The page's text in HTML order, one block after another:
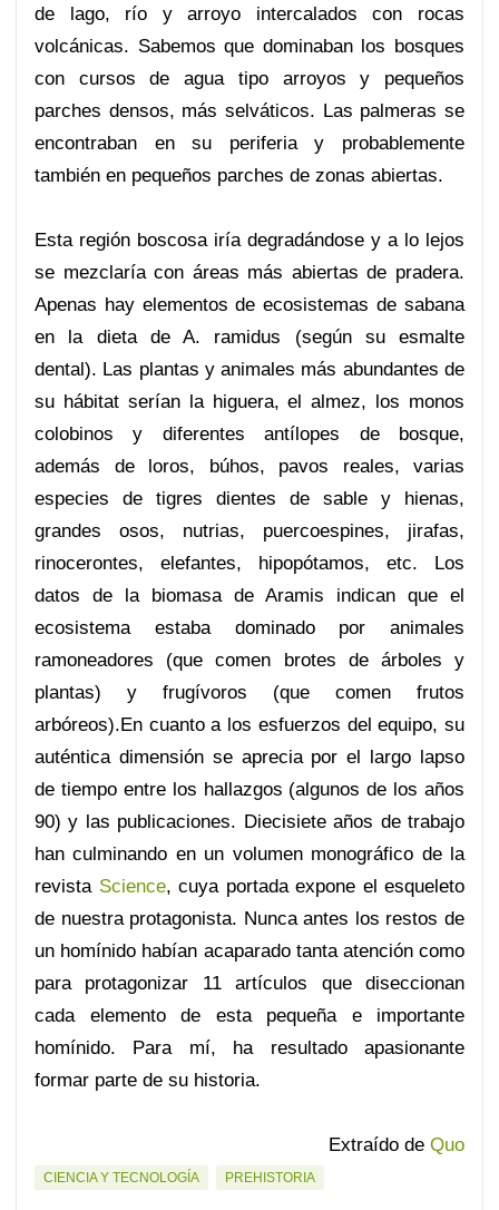
de lago, río y arroyo intercalados con rocas
volcánicas. Sabemos que dominaban los bosques
con cursos de agua tipo arroyos y pequeños
parches densos, más selváticos. Las palmeras se
encontraban en su periferia y probablemente
también en pequeños parches de zonas abiertas.
Esta región boscosa iría degradándose y a lo lejos
se mezclaría con áreas más abiertas de pradera.
Apenas hay elementos de ecosistemas de sabana
en la dieta de A. ramidus (según su esmalte
dental). Las plantas y animales más abundantes de
su hábitat serían la higuera, el almez, los monos
colobinos y diferentes antílopes de bosque,
además de loros, búhos, pavos reales, varias
especies de tigres dientes de sable y hienas,
grandes osos, nutrias, puercoespines, jirafas,
rinocerontes, elefantes, hipopótamos, etc. Los
datos de la biomasa de Aramis indican que el
ecosistema estaba dominado por animales
ramoneadores (que comen brotes de árboles y
plantas) y frugívoros (que comen frutos
arbóreos).En cuanto a los esfuerzos del equipo, su
auténtica dimensión se aprecia por el largo lapso
de tiempo entre los hallazgos (algunos de los años
90) y las publicaciones. Diecisiete años de trabajo
han culminando en un volumen monográfico de la
revista Science, cuya portada expone el esqueleto
de nuestra protagonista. Nunca antes los restos de
un homínido habían acaparado tanta atención como
para protagonizar 11 artículos que diseccionan
cada elemento de esta pequeña e importante
homínido. Para mí, ha resultado apasionante
formar parte de su historia.
.
Extraído de Quo
CIENCIA Y TECNOLOGÍA PREHISTORIA